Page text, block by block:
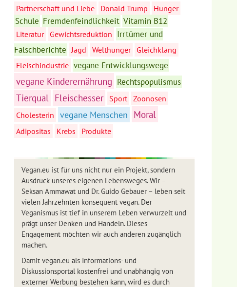
Partnerschaft und Liebe Donald Trump Hunger
Schule Fremdenfeindlichkeit Vitamin B12
Literatur Gewichtsreduktion Irrtümer und
Falschberichte Jagd Welthunger
Gleichklang
Fleischindustrie vegane Entwicklungswege
vegane Kinderernährung Rechtspopulismus
Tierqual Fleischesser Sport Zoonosen
Cholesterin
vegane Menschen Moral
Adipositas Krebs Produkte
Vegan.eu ist für uns nicht nur ein Projekt, sondern
Ausdruck unseres eigenen Lebensweges. Wir –
Seksan Ammawat und Dr. Guido Gebauer – leben seit
vielen Jahrzehnten konsequent vegan. Der
Veganismus ist tief in unserem Leben verwurzelt und
prägt unser Denken und Handeln. Dieses
Engagement möchten wir auch anderen zugänglich
machen.
Damit vegan.eu als Informations- und
Diskussionsportal kostenfrei und unabhängig von
externer Werbung bestehen kann, wird es durch